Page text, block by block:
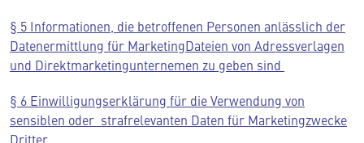
§ 5 Informationen, die betroffenen Personen anlässlich der
Datenermittlung für Marketing­Dateien von Adressverlagen
und Direktmarketingunternemen zu geben sind
§ 6 Einwilligungserklärung für die Verwendung von
sensiblen oder strafrelevanten Daten für Marketingzwecke
Dritter